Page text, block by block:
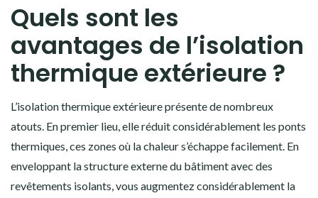
Quels sont les
avantages de l’isolation
thermique extérieure ?
L’isolation thermique extérieure présente de nombreux
atouts. En premier lieu, elle réduit considérablement les ponts
thermiques, ces zones où la chaleur s’échappe facilement. En
enveloppant la structure externe du bâtiment avec des
revêtements isolants, vous augmentez considérablement la